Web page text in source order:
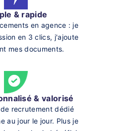
& rapide
en agence : je
en 3 clics, j'ajoute
mes documents.
& valorisé
recrutement dédié
au jour le jour. Plus je